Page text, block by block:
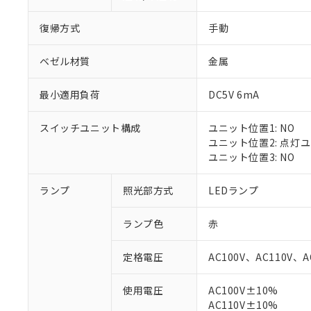
復帰方式 手動
ベゼル材質 金属
最小適用負荷 DC5V 6mA
スイッチユニット構成
ユニット位置1: NO
ユニット位置2: 点灯
ユニット位置3: NO
ランプ 照光部方式 LEDランプ
ランプ色 赤
定格電圧 AC100V、AC110V、
使用電圧
AC100V±10%
AC110V±10%
ご利用条件
※1 対応状況
対応予定なし：
調査・確認中：
非該当品：ライセ
仕入先様の事情に
※1 中国